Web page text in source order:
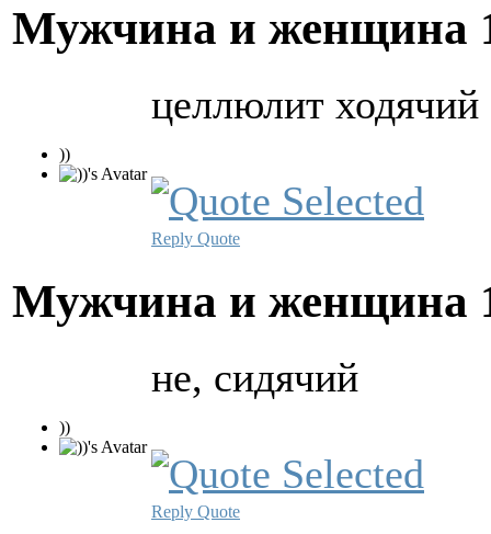
Мужчина и женщина
))
целлюлит ходячий
Reply Quote
Мужчина и женщина
))
не, сидячий
Reply Quote